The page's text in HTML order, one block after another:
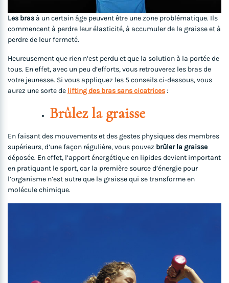
Les bras à un certain âge peuvent être une zone problématique. Ils
commencent à perdre leur élasticité, à accumuler de la graisse et à
perdre de leur fermeté.
Heureusement que rien n’est perdu et que la solution à la portée de
tous. En effet, avec un peu d’efforts, vous retrouverez les bras de
votre jeunesse. Si vous appliquez les 5 conseils ci-dessous, vous
aurez une sorte de lifting des bras sans cicatrices:
Brûlez la graisse
En faisant des mouvements et des gestes physiques des membres
supérieurs, d’une façon régulière, vous pouvez brûler la graisse
déposée. En effet, l’apport énergétique en lipides devient important
en pratiquant le sport, car la première source d’énergie pour
l’organisme n’est autre que la graisse qui se transforme en
molécule chimique.